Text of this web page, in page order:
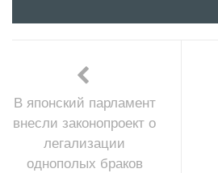
В японский парламент
внесли законопроект о
легализации
однополых браков